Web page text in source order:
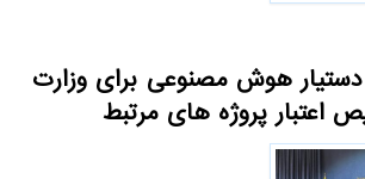
هوش مصنوعی برای وزارت
اعتبار پروژه های مرتبط